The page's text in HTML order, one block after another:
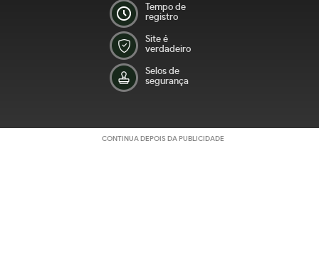
Tempo de
registro
Site é
verdadeiro
Selos de
segurança
CONTINUA DEPOIS DA PUBLICIDADE